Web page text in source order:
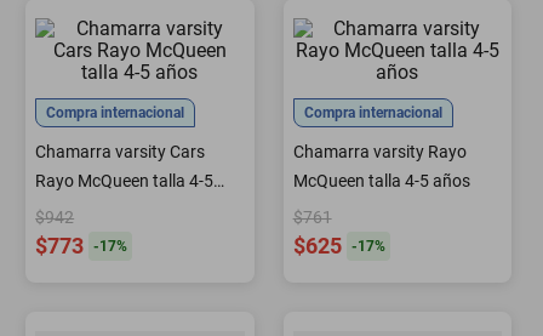
Compra internacional
Chamarra varsity Cars
Rayo McQueen talla 4-5
años
$942
$773 -17%
Compra internacional
Chamarra varsity Rayo
McQueen talla 4-5 años
$761
$625 -17%